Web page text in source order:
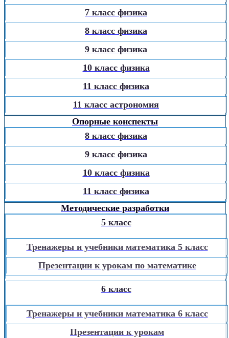
7 класс физика
8 класс физика
9 класс физика
10 класс физика
11 класс физика
11 класс астрономия
Опорные конспекты
8 класс физика
9 класс физика
10 класс физика
11 класс физика
Методические разработки
5 класс
Тренажеры и учебники математика 5 класс
Презентации к урокам по математике
6 класс
Тренажеры и учебники математика 6 класс
Презентации к урокам